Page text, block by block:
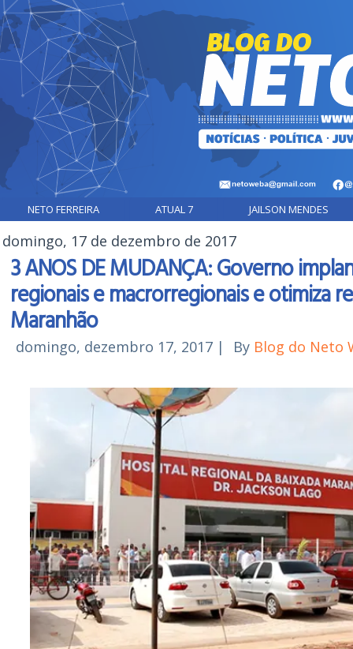
NETO FERREIRA ATUAL 7 JAILSON MENDES
domingo, 17 de dezembro de 2017
3 ANOS DE MUDANÇA: Governo
regionais e macrorregionais e otimiza
Maranhão
domingo, dezembro 17, 2017 | By Blog do Neto